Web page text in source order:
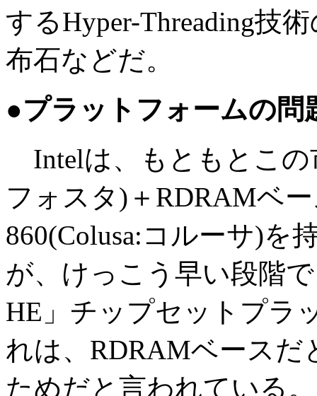
するHyper-Threading技
布石などだ。
●プラットフォームの問
Intelは、もともとこの
フォスタ)＋RDRAMベ
860(Colusa:コルーサ)を
が、けっこう早い段階で
HE」チップセットプラ
れは、RDRAMベース
ためだと言われている。